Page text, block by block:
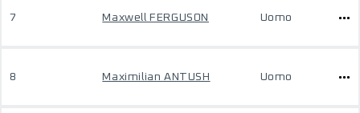
7 Maxwell FERGUSON Uomo
8 Maximilian ANTUSH Uomo